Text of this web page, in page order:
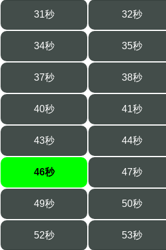
31秒 32秒
34秒 35秒
37秒 38秒
40秒 41秒
43秒 44秒
46秒 47秒
49秒 50秒
52秒 53秒